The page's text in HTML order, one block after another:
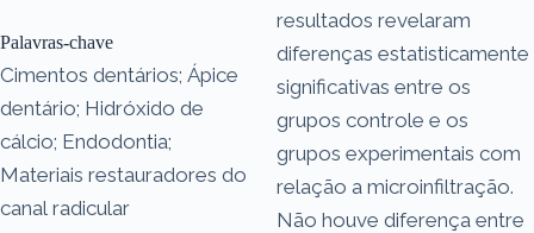
Palavras-chave
Cimentos dentários; Ápice
dentário; Hidróxido de
cálcio; Endodontia;
Materiais restauradores do
canal radicular
resultados revelaram
diferenças estatisticamente
significativas entre os
grupos controle e os
grupos experimentais com
relação a microinfiltração.
Não houve diferença entre